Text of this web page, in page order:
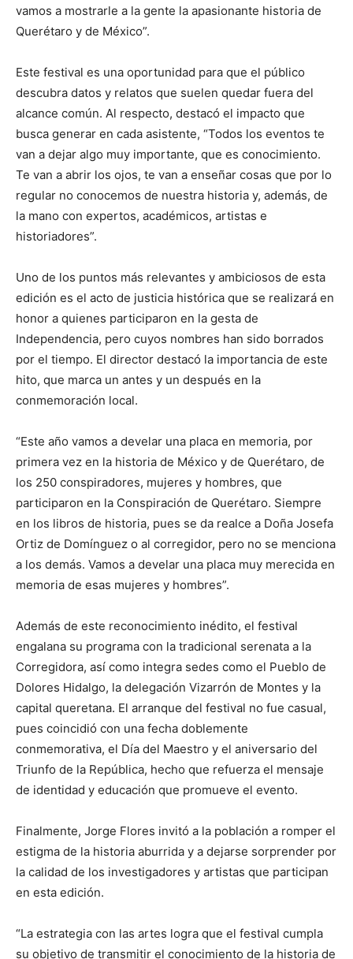
vamos a mostrarle a la gente la apasionante historia de
Querétaro y de México”.
Este festival es una oportunidad para que el público
descubra datos y relatos que suelen quedar fuera del
alcance común. Al respecto, destacó el impacto que
busca generar en cada asistente, “Todos los eventos te
van a dejar algo muy importante, que es conocimiento.
Te van a abrir los ojos, te van a enseñar cosas que por lo
regular no conocemos de nuestra historia y, además, de
la mano con expertos, académicos, artistas e
historiadores”.
Uno de los puntos más relevantes y ambiciosos de esta
edición es el acto de justicia histórica que se realizará en
honor a quienes participaron en la gesta de
Independencia, pero cuyos nombres han sido borrados
por el tiempo. El director destacó la importancia de este
hito, que marca un antes y un después en la
conmemoración local.
“Este año vamos a develar una placa en memoria, por
primera vez en la historia de México y de Querétaro, de
los 250 conspiradores, mujeres y hombres, que
participaron en la Conspiración de Querétaro. Siempre
en los libros de historia, pues se da realce a Doña Josefa
Ortiz de Domínguez o al corregidor, pero no se menciona
a los demás. Vamos a develar una placa muy merecida en
memoria de esas mujeres y hombres”.
Además de este reconocimiento inédito, el festival
engalana su programa con la tradicional serenata a la
Corregidora, así como integra sedes como el Pueblo de
Dolores Hidalgo, la delegación Vizarrón de Montes y la
capital queretana. El arranque del festival no fue casual,
pues coincidió con una fecha doblemente
conmemorativa, el Día del Maestro y el aniversario del
Triunfo de la República, hecho que refuerza el mensaje
de identidad y educación que promueve el evento.
Finalmente, Jorge Flores invitó a la población a romper el
estigma de la historia aburrida y a dejarse sorprender por
la calidad de los investigadores y artistas que participan
en esta edición.
“La estrategia con las artes logra que el festival cumpla
su objetivo de transmitir el conocimiento de la historia de